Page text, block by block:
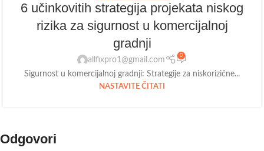
6 učinkovitih strategija projekata niskog
rizika za sigurnost u komercijalnoj
gradnji
allfixpro1@gmail.com
0
Sigurnost u komercijalnoj gradnji: Strategije za niskorizične...
NASTAVITE ČITATI
Odgovori